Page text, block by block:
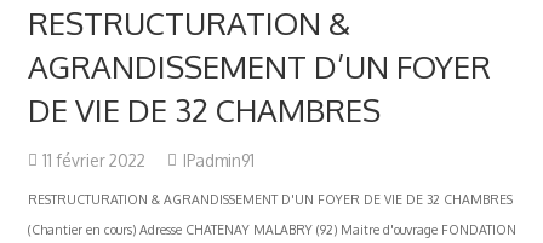
RESTRUCTURATION &
AGRANDISSEMENT D’UN FOYER
DE VIE DE 32 CHAMBRES
11 février 2022 IPadmin91
RESTRUCTURATION & AGRANDISSEMENT D'UN FOYER DE VIE DE 32 CHAMBRES
(Chantier en cours) Adresse CHATENAY MALABRY (92) Maitre d'ouvrage FONDATION